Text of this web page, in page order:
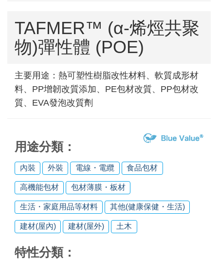
TAFMER™ (α-烯烴共聚
物)彈性體 (POE)
主要用途：熱可塑性樹脂改性材料、軟質成形材
料、PP增韌改質添加、PE包材改質、PP包材改
質、EVA發泡改質劑
用途分類：
內裝 外裝 電線・電纜 食品包材
高機能包材 包材薄膜・板材
生活・家庭用品等材料 其他(健康保健・生活)
建材(屋內) 建材(屋外) 土木
特性分類：